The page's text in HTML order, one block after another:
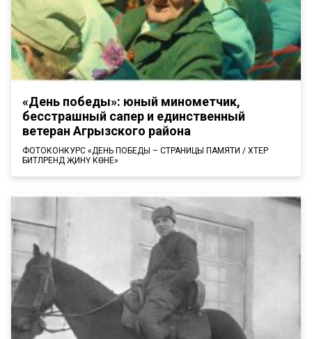
«День победы»: юный минометчик,
бесстрашный сапер и единственный
ветеран Агрызского района
ФОТОКОНКУРС «ДЕНЬ ПОБЕДЫ – СТРАНИЦЫ ПАМЯТИ / ХӘТЕР
БИТЛӘРЕНДӘ ҖИНҮ КӨНЕ»